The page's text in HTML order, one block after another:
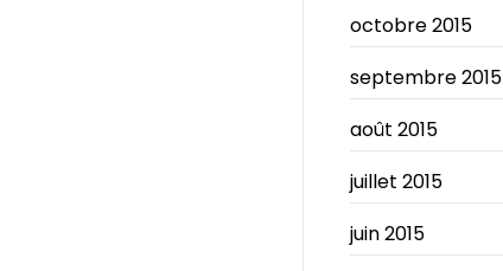
octobre 2015
septembre 2015
août 2015
juillet 2015
juin 2015